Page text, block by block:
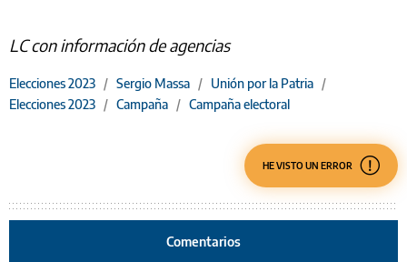
LC con información de agencias
Elecciones 2023 / Sergio Massa / Unión por la Patria /
Elecciones 2023 / Campaña / Campaña electoral
HE VISTO UN ERROR
Comentarios